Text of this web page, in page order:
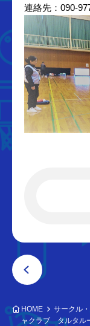
連絡先：090-
HOME サークル
ャクラブ タルタル